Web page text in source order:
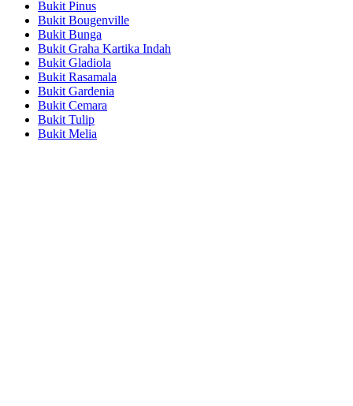
Bukit Pinus
Bukit Bougenville
Bukit Bunga
Bukit Graha Kartika Indah
Bukit Gladiola
Bukit Rasamala
Bukit Gardenia
Bukit Cemara
Bukit Tulip
Bukit Melia